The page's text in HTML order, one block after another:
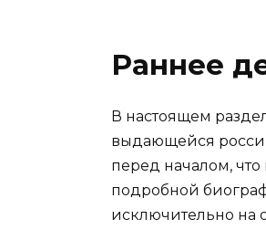
Раннее
В настоящем
выдающейся
перед началом,
подробной
исключительно на